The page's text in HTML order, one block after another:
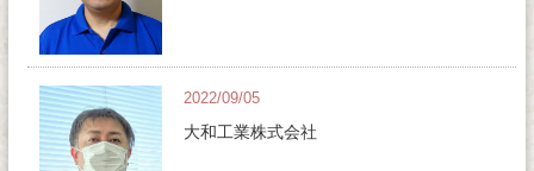
2022/09/05
大和工業株式会社